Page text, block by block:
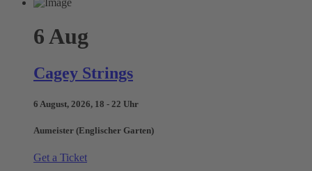
6 Aug
Cagey Strings
6 August, 2026, 18 - 22 Uhr
Aumeister (Englischer Garten)
Get a Ticket